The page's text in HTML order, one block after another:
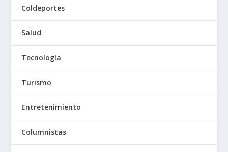
Coldeportes
Salud
Tecnología
Turismo
Entretenimiento
Columnistas